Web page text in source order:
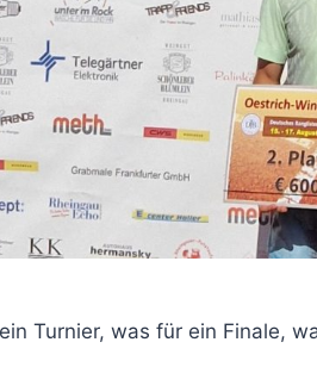
Turnier, was für ein Finale,